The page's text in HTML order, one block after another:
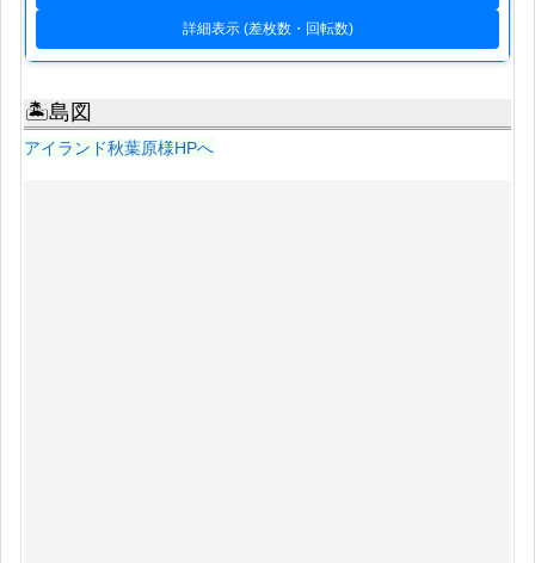
詳細表示 (差枚数・回転数)
🏝島図
アイランド秋葉原様HPへ